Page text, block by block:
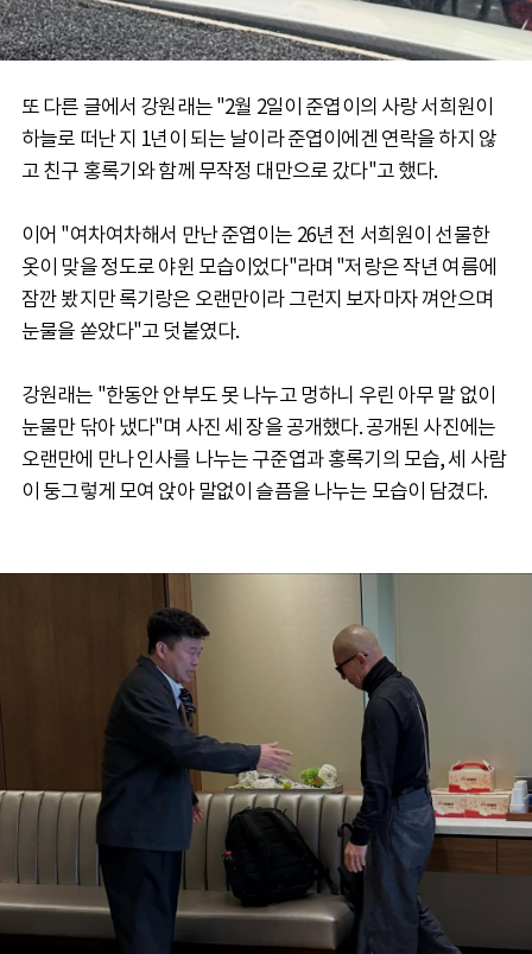
또 다른 글에서 강원래는 "2월 2일이 준엽이의 사랑 서희원이
하늘로 떠난 지 1년이 되는 날이라 준엽이에겐 연락을 하지 않
고 친구 홍록기와 함께 무작정 대만으로 갔다"고 했다.
이어 "여차여차해서 만난 준엽이는 26년 전 서희원이 선물한
옷이 맞을 정도로 야윈 모습이었다"라며 "저랑은 작년 여름에
잠깐 봤지만 록기랑은 오랜만이라 그런지 보자마자 껴안으며
눈물을 쏟았다"고 덧붙였다.
강원래는 "한동안 안부도 못 나누고 멍하니 우린 아무 말 없이
눈물만 닦아 냈다"며 사진 세 장을 공개했다. 공개된 사진에는
오랜만에 만나 인사를 나누는 구준엽과 홍록기의 모습, 세 사람
이 둥그렇게 모여 앉아 말없이 슬픔을 나누는 모습이 담겼다.